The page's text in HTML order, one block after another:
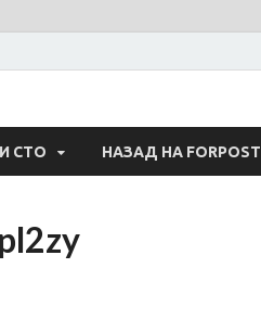
СТО НАЗАД НА FORPOST